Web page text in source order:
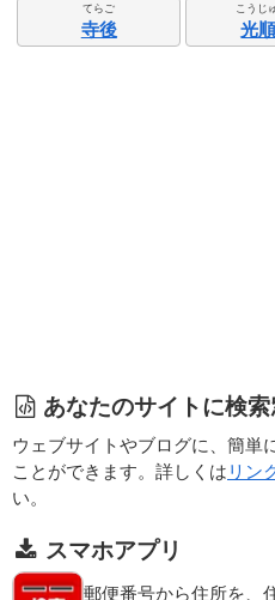
てらご
寺後
こうじ
光
あなたのサイトに検索
ウェブサイトやブログに、簡単
ことができます。詳しくは リン
い。
スマホアプリ
郵便番号から住所を、